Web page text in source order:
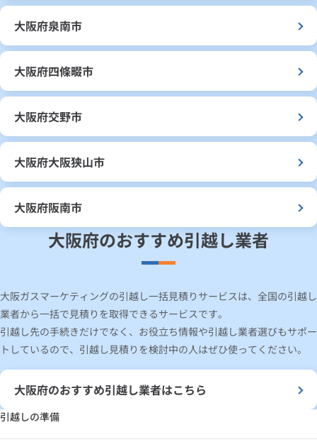
大阪府泉南市
大阪府四條畷市
大阪府交野市
大阪府大阪狭山市
大阪府阪南市
大阪府のおすすめ引越し業者
大阪ガスマーケティングの引越し一括見積りサービスは、全国の引越し
業者から一括で見積りを取得できるサービスです。
引越し先の手続きだけでなく、お役立ち情報や引越し業者選びもサポー
トしているので、引越し見積りを検討中の人はぜひ使ってください。
大阪府のおすすめ引越し業者はこちら
引越しの準備